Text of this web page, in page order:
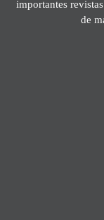
importantes
de